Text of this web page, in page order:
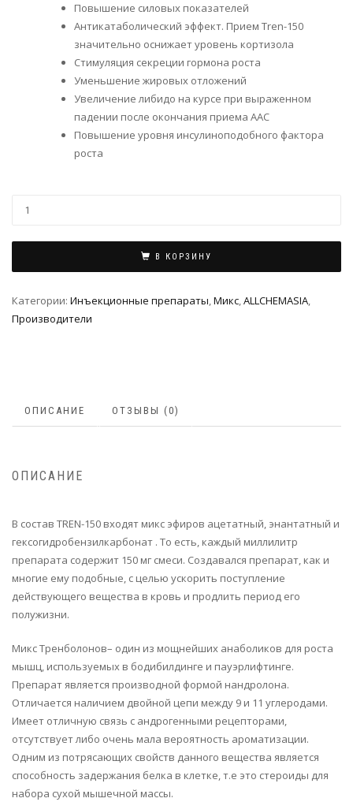
Повышение силовых показателей
Антикатаболический эффект. Прием Tren-150
значительно оснижает уровень кортизола
Стимуляция секреции гормона роста
Уменьшение жировых отложений
Увеличение либидо на курсе при выраженном
падении после окончания приема ААС
Повышение уровня инсулиноподобного фактора
роста
В КОРЗИНУ
Категории: Инъeкциoнныe препараты,Микс,ALLCHEMASIA,
Производители
ОПИСАНИЕ ОТЗЫВЫ (0)
ОПИСАНИЕ
В состав TREN-150 входят микс эфиров ацетатный, энантатный и
гексогидробензилкарбонат . То есть, каждый миллилитр
препарата содержит 150 мг смеси. Создавался препарат, как и
многие ему подобные, с целью ускорить поступление
действующего вещества в кровь и продлить период его
полужизни.
Микс Тренболонов– один из мощнейших анаболиков для роста
мышц, используемых в бодибилдинге и пауэрлифтинге.
Препарат является производной формой нандролона.
Отличается наличием двойной цепи между 9 и 11 углеродами.
Имеет отличную связь с андрогенными рецепторами,
отсутствует либо очень мала вероятность ароматизации.
Одним из потрясающих свойств данного вещества является
способность задержания белка в клетке, т.е это стероиды для
набора сухой мышечной массы.